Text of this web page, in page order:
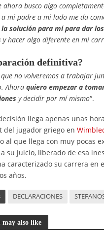
ahora busco algo
a mi padre a mi lado me da
la solución para mí para dar
y hacer algo diferente en mi
definitiva?
no volveremos a trabajar
Ahora quiero empezar a
y decidir por mí mismo“.
llega apenas unas
del jugador griego en
al que llega con muy pocas
a su juicio, liberado de esa
caracterizado su carrera en
años.
DECLARACIONES
may also like